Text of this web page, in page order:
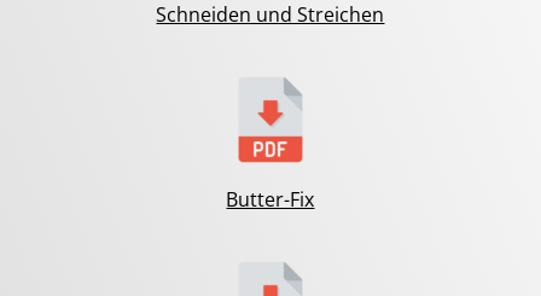
Schneiden und Streichen
Butter-Fix